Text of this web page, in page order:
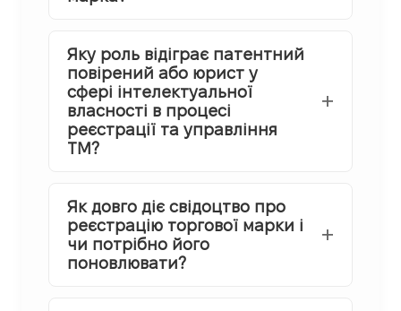
Яку роль відіграє патентний
повірений або юрист у
сфері інтелектуальної
власності в процесі
реєстрації та управління
ТМ?
Як довго діє свідоцтво про
реєстрацію торгової марки і
чи потрібно його
поновлювати?